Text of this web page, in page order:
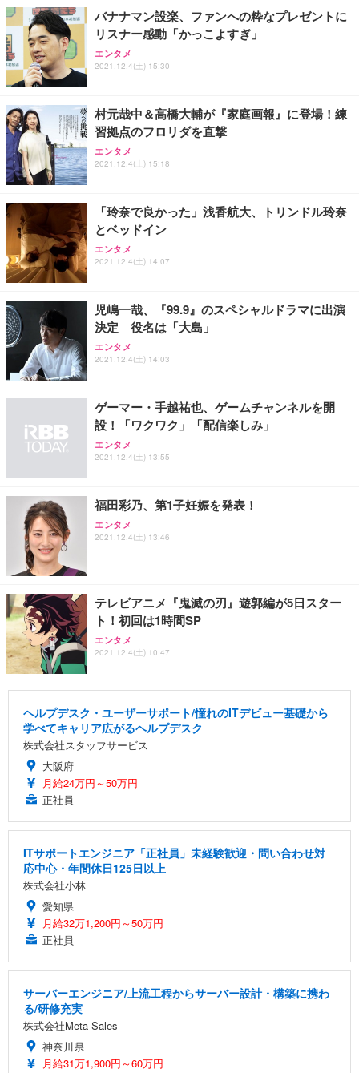
バナナマン設楽、ファンへの粋なプレゼントに
リスナー感動「かっこよすぎ」
エンタメ
2021.12.4(土) 15:30
村元哉中＆高橋大輔が『家庭画報』に登場！練
習拠点のフロリダを直撃
エンタメ
2021.12.4(土) 15:18
「玲奈で良かった」浅香航大、トリンドル玲奈
とベッドイン
エンタメ
2021.12.4(土) 14:07
児嶋一哉、『99.9』のスペシャルドラマに出演
決定 役名は「大島」
エンタメ
2021.12.4(土) 14:03
ゲーマー・手越祐也、ゲームチャンネルを開
設！「ワクワク」「配信楽しみ」
エンタメ
2021.12.4(土) 13:55
福田彩乃、第1子妊娠を発表！
エンタメ
2021.12.4(土) 13:46
テレビアニメ『鬼滅の刃』遊郭編が5日スター
ト！初回は1時間SP
エンタメ
2021.12.4(土) 10:47
ヘルプデスク・ユーザーサポート/憧れのITデビュー基礎から
学べてキャリア広がるヘルプデスク
株式会社スタッフサービス
大阪府
月給24万円～50万円
正社員
ITサポートエンジニア「正社員」未経験歓迎・問い合わせ対
応中心・年間休日125日以上
株式会社小林
愛知県
月給32万1,200円～50万円
正社員
サーバーエンジニア/上流工程からサーバー設計・構築に携わ
る/研修充実
株式会社Meta Sales
神奈川県
月給31万1,900円～60万円